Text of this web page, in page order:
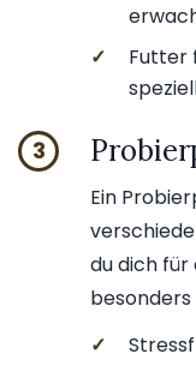
✓
Futter
3
Ein
du dich für
✓